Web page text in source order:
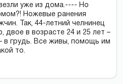
уже из дома.---- Но
Ножевые ранения
Так, 44-летний челнинец
в возрасте 24 и 25 лет –
в грудь. Все живы, помощь им
то.